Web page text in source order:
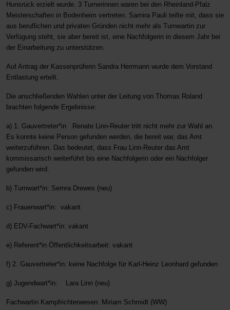
Hunsrück erzielt wurde. 3 Turnerinnen waren bei den Rheinland-Pfalz
Meisterschaften in Bodenheim vertreten. Samira Pauli teilte mit, dass sie
aus beruflichen und privaten Gründen nicht mehr als Turnwartin zur
Verfügung steht, sie aber bereit ist, eine Nachfolgerin in diesem Jahr bei
der Einarbeitung zu unterstützen.
Auf Antrag der Kassenprüferin Sandra Herrmann wurde dem Vorstand
Entlastung erteilt.
Die anschließenden Wahlen unter der Leitung von Thomas Roland
brachten folgende Ergebnisse:
a) 1. Gauvertreter*in Renate Linn-Reuter tritt nicht mehr zur Wahl an.
Es konnte keine Person gefunden werden, die bereit war, das Amt
weiterzuführen. Das bedeutet, dass Frau Linn-Reuter das Amt
kommissarisch weiterführt bis eine Nachfolgerin oder ein Nachfolger
gefunden wird.
b) Turnwart*in: Semra Drewes (neu)
c) Frauenwart*in: vakant
d) EDV-Fachwart*in: vakant
e) Referent*in Öffentlichkeitsarbeit: vakant
f) 2. Gauvertreter*in: keine Nachfolge für Karl-Heinz Leonhard gefunden
g) Jugendwart*in: Lara Linn (neu)
Fachwartin Kampfrichterwesen: Miriam Schmidt (WW)